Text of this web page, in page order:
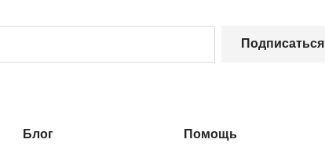
Подписаться
Блог Помощь